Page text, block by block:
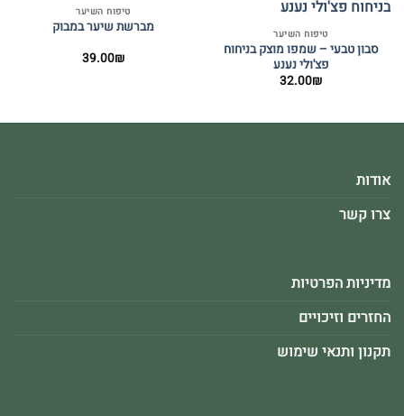
טיפוח השיער
סבון טבעי – שמפו מוצק בניחוח
פצ'ולי נענע
32.00₪
המלאי אזל
טיפוח השיער
מברשת שיער במבוק
39.00₪
אודות
צרו קשר
מדיניות הפרטיות
החזרים וזיכויים
תקנון ותנאי שימוש